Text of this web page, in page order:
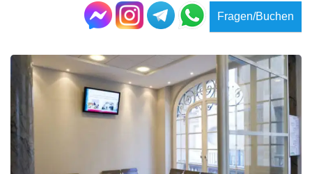
Fragen/Buchen